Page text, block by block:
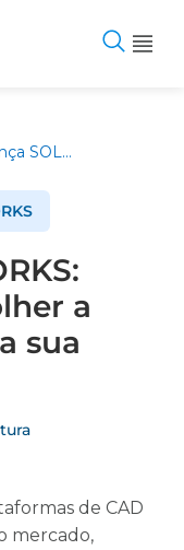
Licença SOLIDWORKS: tipos e como escolher a melhor opção para sua empresa
a
sua
de CAD
mercado,